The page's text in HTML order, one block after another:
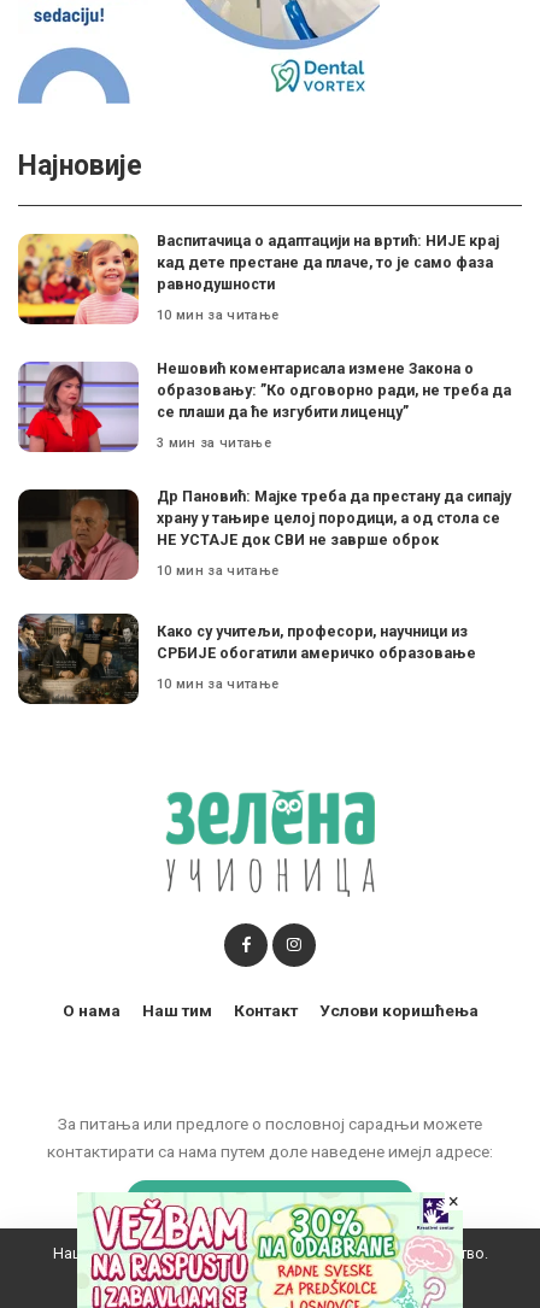
Најновије
Васпитачица о адаптацији на вртић: НИЈЕ крај
кад дете престане да плаче, то је само фаза
равнодушности
10 мин за читање
Нешовић коментарисала измене Закона о
образовању: ”Ко одговорно ради, не треба да
се плаши да ће изгубити лиценцу”
3 мин за читање
Др Пановић: Мајке треба да престану да сипају
храну у тањире целој породици, а од стола се
НЕ УСТАЈЕ док СВИ не заврше оброк
10 мин за читање
Како су учитељи, професори, научници из
СРБИЈЕ обогатили америчко образовање
10 мин за читање
За питања или предлоге о пословној сарадњи можете
контактирати са нама путем доле наведене имејл адресе:
marketing@zelenaucionica.com
О нама Наш тим Контакт Услови коришћења
© 2011-2024 Copyright by Zelena učionica. All Rights reserved.
Наш вебсајт користи колачиће да побољша ваше искуство.
Прихватам
×